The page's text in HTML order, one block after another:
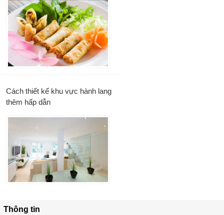
Cách thiết kế khu vực hành lang
thêm hấp dẫn
Thông tin